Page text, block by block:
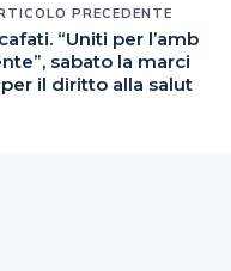
PRECEDENTE
“Uniti per l’amb
sabato la marci
per il diritto alla salut